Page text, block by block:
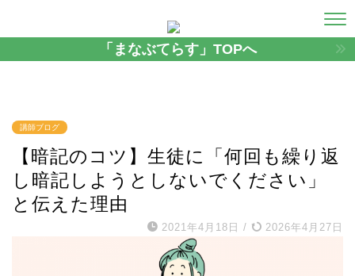
「まなぶてらす」TOPへ
講師ブログ
【暗記のコツ】生徒に「何回も繰り返
し暗記しようとしないでください」
と伝えた理由
2021年4月18日 / 2026年4月27日